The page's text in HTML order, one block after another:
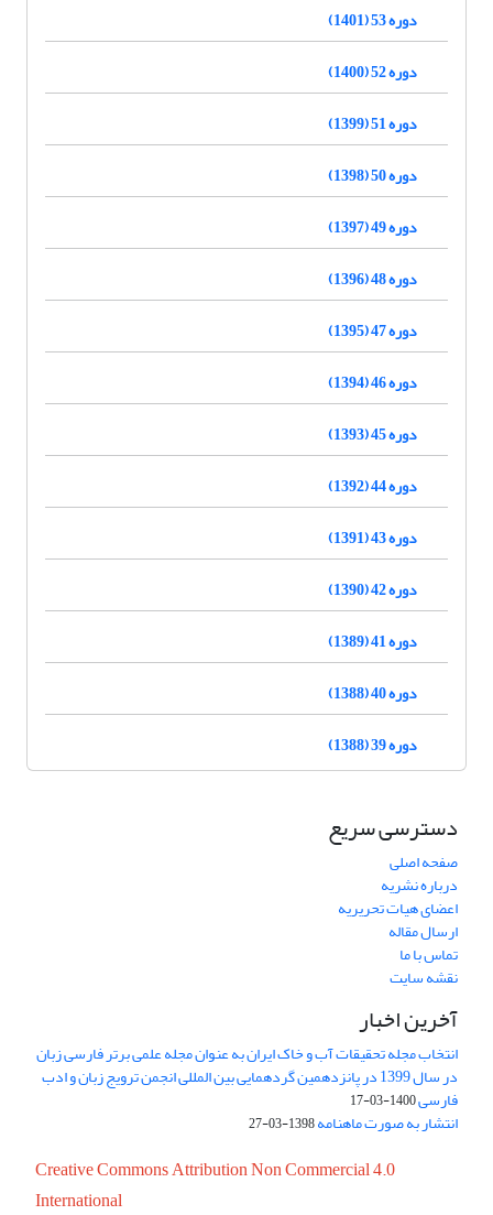
دوره 53 (1401)
دوره 52 (1400)
دوره 51 (1399)
دوره 50 (1398)
دوره 49 (1397)
دوره 48 (1396)
دوره 47 (1395)
دوره 46 (1394)
دوره 45 (1393)
دوره 44 (1392)
دوره 43 (1391)
دوره 42 (1390)
دوره 41 (1389)
دوره 40 (1388)
دوره 39 (1388)
دسترسی سریع
صفحه اصلی
درباره نشریه
اعضای هیات تحریریه
ارسال مقاله
تماس با ما
نقشه سایت
آخرین اخبار
انتخاب مجله تحقیقات آب و خاک ایران به عنوان مجله علمی برتر فارسی زبان
در سال 1399 در پانزدهمین گردهمایی بین المللی انجمن ترویج زبان و ادب
فارسی1400-03-17
انتشار به صورت ماهنامه1398-03-27
Creative Commons Attribution Non Commercial 4.0
International